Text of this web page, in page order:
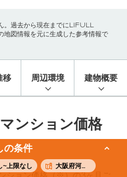
の条件
~上限なし 大阪府河内長野市
。過去から現在までにLIFULL
地図情報を元に生成した参考情報で
移 周辺環境 建物概要
ンション価格